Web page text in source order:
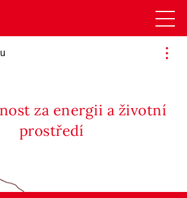
za energii a životní
prostředí